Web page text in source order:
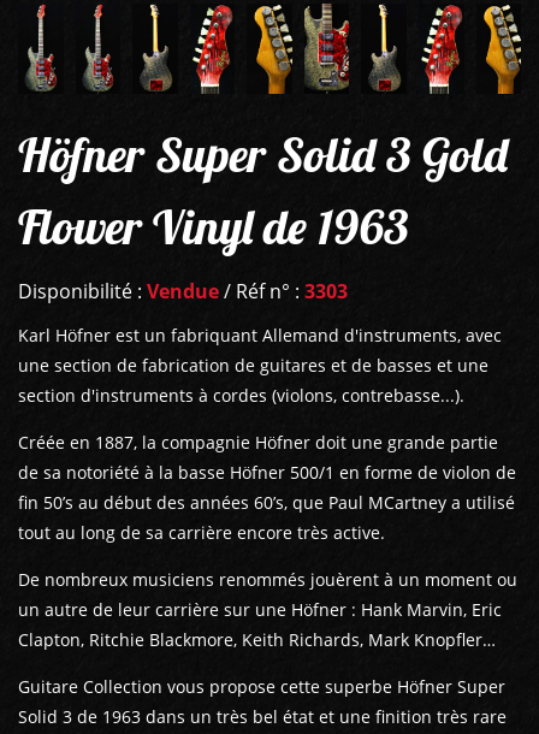
Höfner Super Solid 3 Gold
Flower Vinyl de 1963
Disponibilité : Vendue/ Réf n° : 3303
Karl Höfner est un fabriquant Allemand d'instruments, avec
une section de fabrication de guitares et de basses et une
section d'instruments à cordes (violons, contrebasse...).
Créée en 1887, la compagnie Höfner doit une grande partie
de sa notoriété à la basse Höfner 500/1 en forme de violon de
fin 50’s au début des années 60’s, que Paul MCartney a utilisé
tout au long de sa carrière encore très active.
De nombreux musiciens renommés jouèrent à un moment ou
un autre de leur carrière sur une Höfner : Hank Marvin, Eric
Clapton, Ritchie Blackmore, Keith Richards, Mark Knopfler…
Guitare Collection vous propose cette superbe Höfner Super
Solid 3 de 1963 dans un très bel état et une finition très rare